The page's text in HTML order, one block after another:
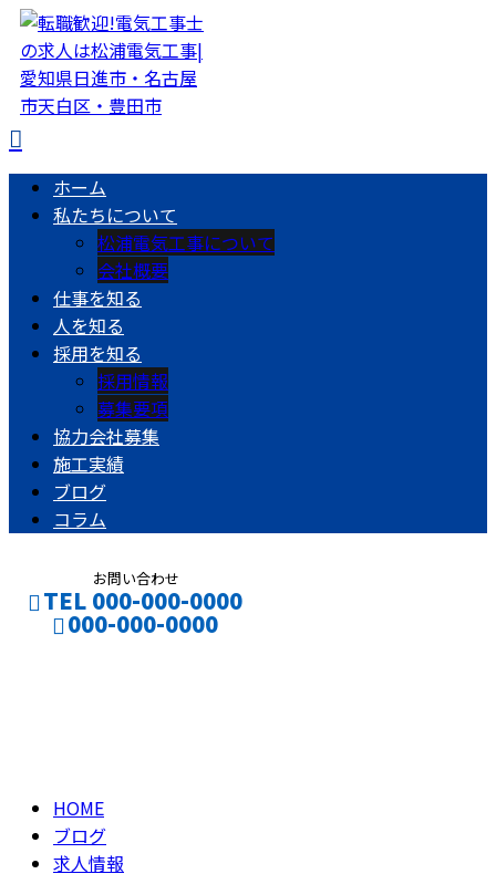
ホーム
私たちについて
松浦電気工事について
会社概要
仕事を知る
人を知る
採用を知る
採用情報
募集要項
協力会社募集
施工実績
ブログ
コラム
お問い合わせ
TEL 000-000-0000
000-000-0000
HOME
ブログ
求人情報